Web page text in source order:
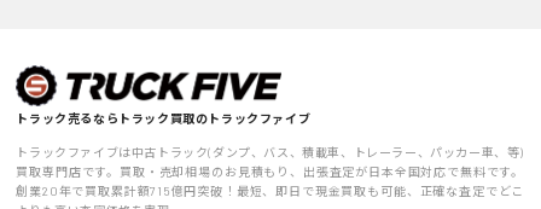
トラック売るならトラック買取のトラックファイブ
トラックファイブは中古トラック(ダンプ、バス、積載車、トレーラー、パッカー車、等)
買取専門店です。買取・売却相場のお見積もり、出張査定が日本全国対応で無料です。
創業20年で買取累計額715億円突破！最短、即日で現金買取も可能、正確な査定でどこ